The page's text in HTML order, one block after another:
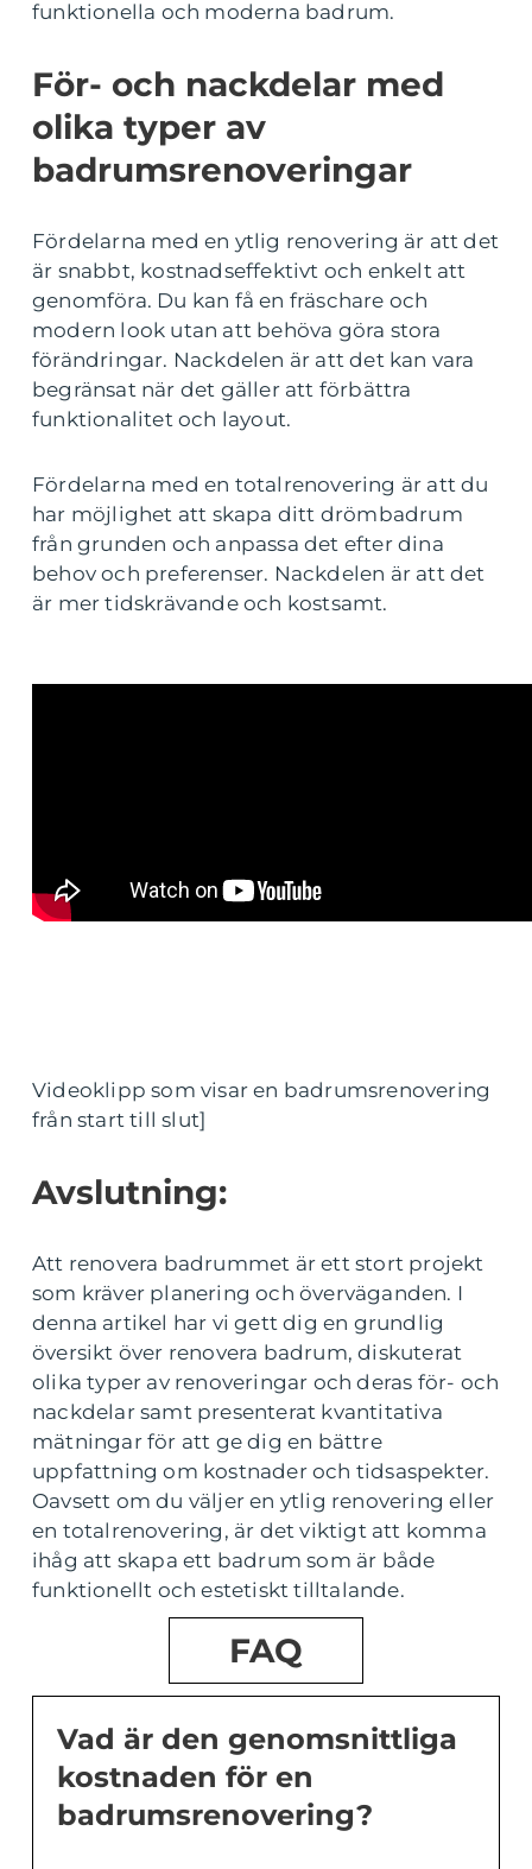
funktionella och moderna badrum.
För- och nackdelar med
olika typer av
badrumsrenoveringar
Fördelarna med en ytlig renovering är att det
är snabbt, kostnadseffektivt och enkelt att
genomföra. Du kan få en fräschare och
modern look utan att behöva göra stora
förändringar. Nackdelen är att det kan vara
begränsat när det gäller att förbättra
funktionalitet och layout.
Fördelarna med en totalrenovering är att du
har möjlighet att skapa ditt drömbadrum
från grunden och anpassa det efter dina
behov och preferenser. Nackdelen är att det
är mer tidskrävande och kostsamt.
Videoklipp som visar en badrumsrenovering
från start till slut]
Avslutning:
Att renovera badrummet är ett stort projekt
som kräver planering och överväganden. I
denna artikel har vi gett dig en grundlig
översikt över renovera badrum, diskuterat
olika typer av renoveringar och deras för- och
nackdelar samt presenterat kvantitativa
mätningar för att ge dig en bättre
uppfattning om kostnader och tidsaspekter.
Oavsett om du väljer en ytlig renovering eller
en totalrenovering, är det viktigt att komma
ihåg att skapa ett badrum som är både
funktionellt och estetiskt tilltalande.
FAQ
Vad är den genomsnittliga
kostnaden för en
badrumsrenovering?